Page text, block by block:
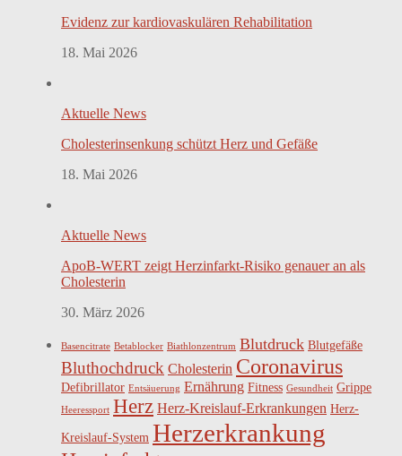
Evidenz zur kardiovaskulären Rehabilitation
18. Mai 2026
Aktuelle News
Cholesterinsenkung schützt Herz und Gefäße
18. Mai 2026
Aktuelle News
ApoB-WERT zeigt Herzinfarkt-Risiko genauer an als
Cholesterin
30. März 2026
Basencitrate Betablocker Biathlonzentrum Blutdruck Blutgefäße
Bluthochdruck Cholesterin Coronavirus
Defibrillator Entsäuerung Ernährung Fitness Gesundheit Grippe
Heeressport Herz Herz-Kreislauf-Erkrankungen Herz-
Kreislauf-System Herzerkrankung